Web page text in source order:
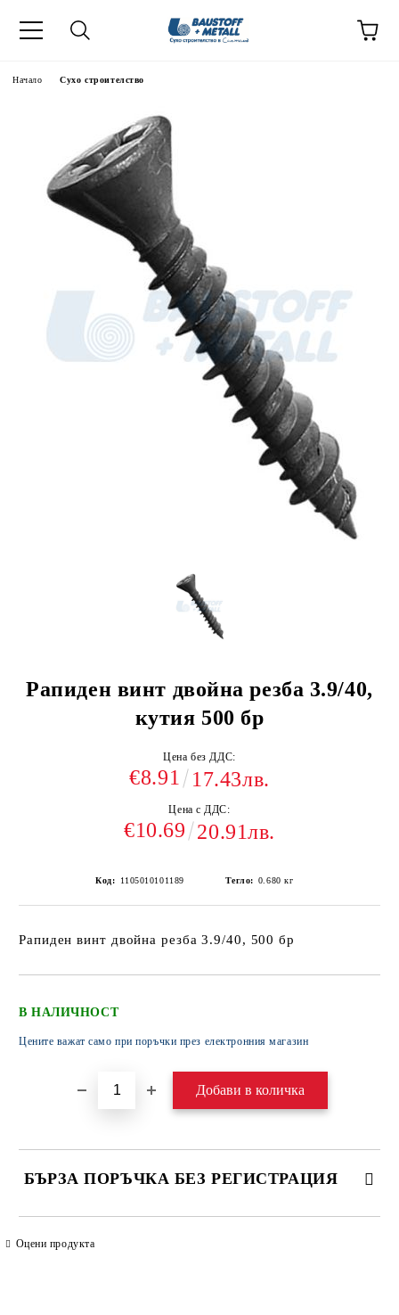
Начало Сухо строителство
Рапиден винт двойна резба 3.9/40,
кутия 500 бр
Цена без ДДС:
€8.91 17.43лв.
Цена с ДДС:
€10.69 20.91лв.
Код: 1105010101189 Тегло: 0.680 кг
Рапиден винт двойна резба 3.9/40, 500 бр
В НАЛИЧНОСТ
Цените важат само при поръчки през електронния магазин
БЪРЗА ПОРЪЧКА БЕЗ РЕГИСТРАЦИЯ
Оцени продукта